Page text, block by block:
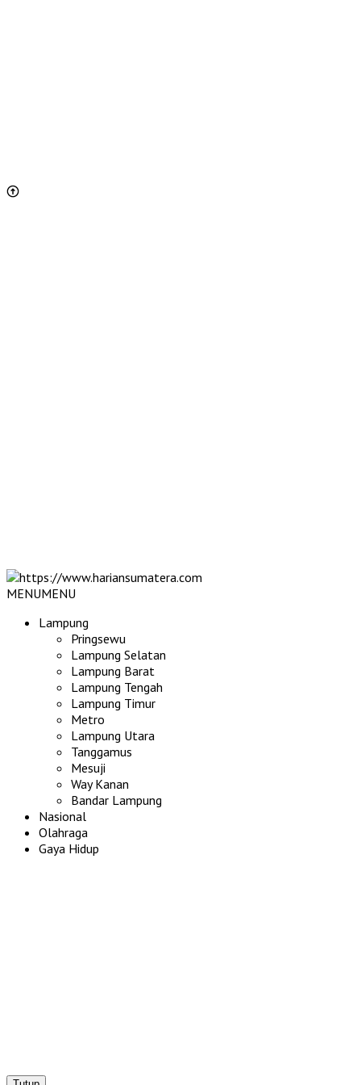
MENUMENU
Lampung
Pringsewu
Lampung Selatan
Lampung Barat
Lampung Tengah
Lampung Timur
Metro
Lampung Utara
Tanggamus
Mesuji
Way Kanan
Bandar Lampung
Nasional
Olahraga
Gaya Hidup